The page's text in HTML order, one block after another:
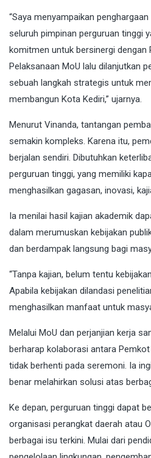
“Saya menyampaikan
seluruh pimpinan perguruan tinggi
komitmen untuk bersinergi dengan
Pelaksanaan MoU lalu dilanjutkan
sebuah langkah strategis untuk
membangun Kota Kediri,” ujarnya.
Menurut Vinanda, tantangan
semakin kompleks. Karena itu,
berjalan sendiri. Dibutuhkan
perguruan tinggi, yang memiliki
menghasilkan gagasan, inovasi,
Ia menilai hasil kajian akademik
dalam merumuskan kebijakan
dan berdampak langsung bagi
“Tanpa kajian, belum tentu
Apabila kebijakan dilandasi
menghasilkan manfaat untuk
Melalui MoU dan perjanjian kerja
berharap kolaborasi antara
tidak berhenti pada seremoni. Ia
benar melahirkan solusi atas
Ke depan, perguruan tinggi dapat
organisasi perangkat daerah atau
berbagai isu terkini. Mulai dari